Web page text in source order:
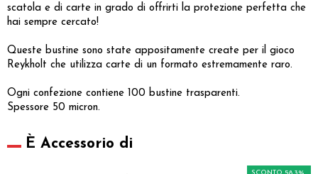
scatola e di carte in grado di offrirti la protezione perfetta che
hai sempre cercato!
Queste bustine sono state appositamente create per il gioco
Reykholt che utilizza carte di un formato estremamente raro.
Ogni confezione contiene 100 bustine trasparenti.
Spessore 50 micron.
È Accessorio di